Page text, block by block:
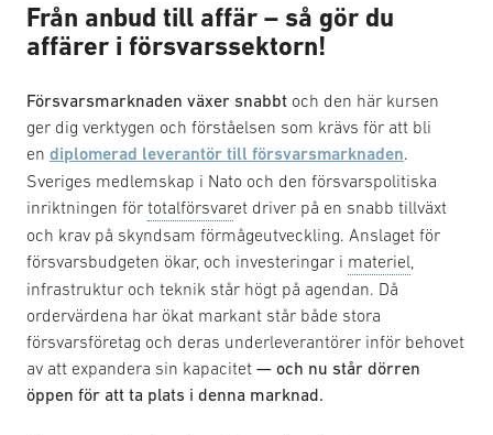
Från anbud till affär – så gör du
affärer i försvarssektorn!
Försvarsmarknaden växer snabbt och den här kursen
ger dig verktygen och förståelsen som krävs för att bli
en diplomerad leverantör till försvarsmarknaden.
Sveriges medlemskap i Nato och den försvarspolitiska
inriktningen för totalförsvaret driver på en snabb tillväxt
och krav på skyndsam förmågeutveckling. Anslaget för
försvarsbudgeten ökar, och investeringar i materiel
infrastruktur och teknik står högt på agendan. Då
ordervärdena har ökat markant står både stora
försvarsföretag och deras underleverantörer inför behovet
av att expandera sin kapacitet — och nu står dörren
öppen för att ta plats i denna marknad.